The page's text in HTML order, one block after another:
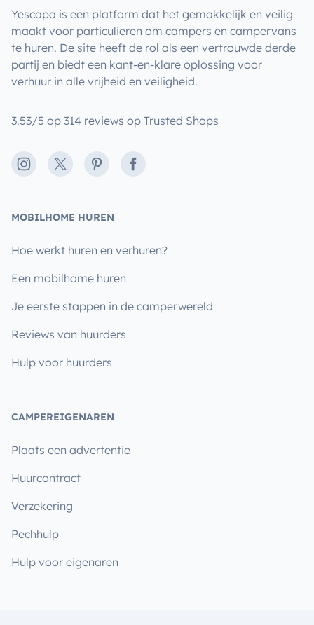
Yescapa is een platform dat het gemakkelijk en veilig
maakt voor particulieren om campers en campervans
te huren. De site heeft de rol als een vertrouwde derde
partij en biedt een kant-en-klare oplossing voor
verhuur in alle vrijheid en veiligheid.
3.53/5 op 314 reviews op Trusted Shops
Instagram
X PinterestFacebook
MOBILHOME HUREN
Hoe werkt huren en verhuren?
Een mobilhome huren
Je eerste stappen in de camperwereld
Reviews van huurders
Hulp voor huurders
CAMPEREIGENAREN
Plaats een advertentie
Huurcontract
Verzekering
Pechhulp
Hulp voor eigenaren